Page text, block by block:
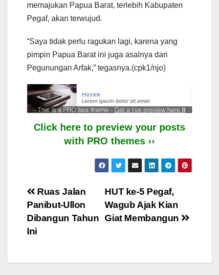
memajukan Papua Barat, terlebih Kabupaten
Pegaf, akan terwujud.
“Saya tidak perlu ragukan lagi, karena yang
pimpin Papua Barat ini juga asalnya dari
Pegunungan Arfak,” tegasnya.(cpk1/njo)
Click here to preview your posts
with PRO themes ››
Post
navigation
HUT ke-5 Pegaf,
Wagub Ajak Kian
Giat Membangun
Ruas Jalan
Panibut-Ullon
Dibangun Tahun
Ini